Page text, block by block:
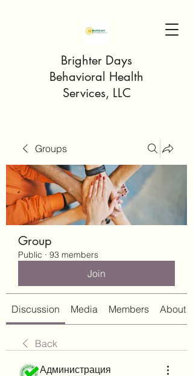
Brighter Days
Behavioral Health
Services, LLC
Groups
Group
Public · 93 members
Join
Discussion Media Members About
Back
Администрация